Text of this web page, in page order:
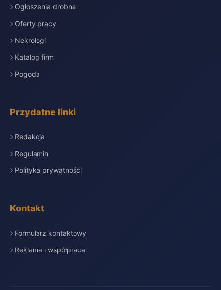
Ogłoszenia drobne
Oferty pracy
Nekrologi
Katalog firm
Pogoda
Przydatne linki
Redakcja
Regulamin
Polityka prywatności
Kontakt
Formularz kontaktowy
Reklama i współpraca